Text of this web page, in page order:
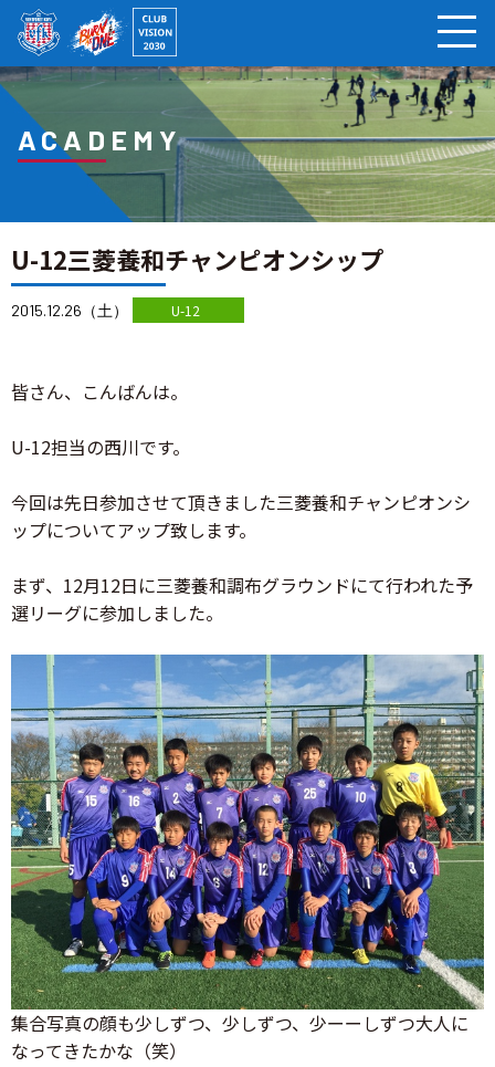
ACADEMY
U-12三菱養和チャンピオンシップ
2015.12.26（土） U-12
皆さん、こんばんは。
U-12担当の西川です。
今回は先日参加させて頂きました三菱養和チャンピオンシ
ップについてアップ致します。
まず、12月12日に三菱養和調布グラウンドにて行われた予
選リーグに参加しました。
集合写真の顔も少しずつ、少しずつ、少ーーしずつ大人に
なってきたかな（笑）